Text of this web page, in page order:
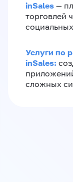
inSales —
торговлей
Услуги по
inSales:
сложных